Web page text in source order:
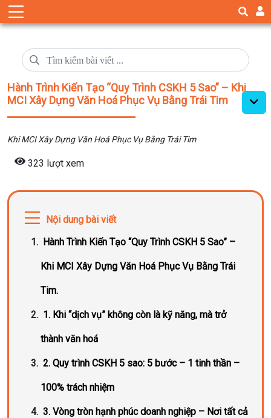
Hành Trình Kiến Tạo “Quy Trình CSKH 5 Sao” – Khi
MCI Xây Dựng Văn Hoá Phục Vụ Bằng Trái Tim
Khi MCI Xây Dựng Văn Hoá Phục Vụ Bằng Trái Tim
323 lượt xem
Nội dung bài viết
Hành Trình Kiến Tạo “Quy Trình CSKH 5 Sao” –
Khi MCI Xây Dựng Văn Hoá Phục Vụ Bằng Trái
Tim.
1. Khi “dịch vụ” không còn là kỹ năng, mà trở
thành văn hoá
2. Quy trình CSKH 5 sao: 5 bước – 1 tinh thần –
100% trách nhiệm
3. Vòng tròn hạnh phúc doanh nghiệp – Nơi tất cả